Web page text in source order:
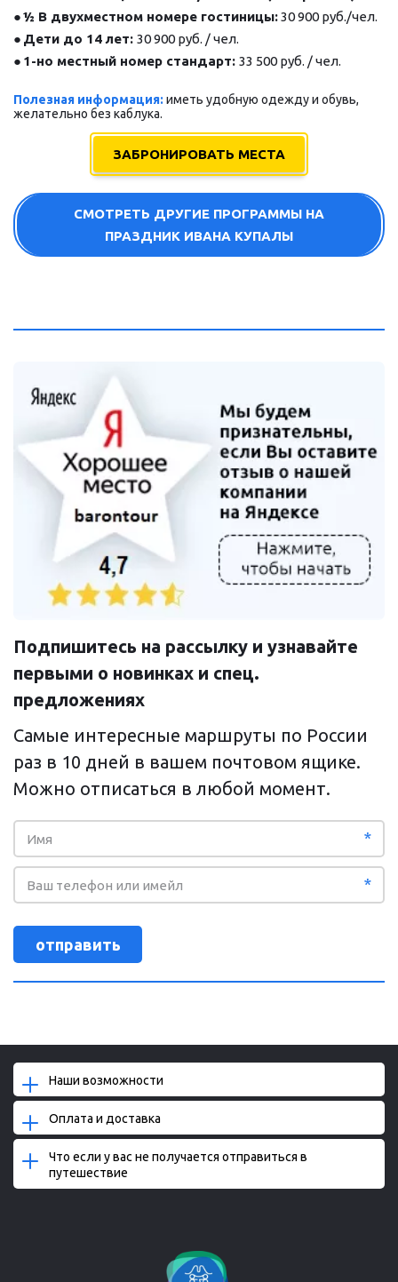
● ½ В двухместном номере гостиницы: 30 900 руб./чел.
● Дети до 14 лет: 30 900 руб. / чел.
● 1-но местный номер стандарт: 33 500 руб. / чел.
Полезная информация: иметь удобную одежду и обувь,
желательно без каблука.
ЗАБРОНИРОВАТЬ МЕСТА
СМОТРЕТЬ ДРУГИЕ ПРОГРАММЫ НА
ПРАЗДНИК ИВАНА КУПАЛЫ
Подпишитесь на рассылку и узнавайте
первыми о новинках и спец.
предложениях
Самые интересные маршруты по России
раз в 10 дней в вашем почтовом ящике.
Можно отписаться в любой момент.
*
*
отправить
Наши возможности
Оплата и доставка
Что если у вас не получается отправиться в
путешествие